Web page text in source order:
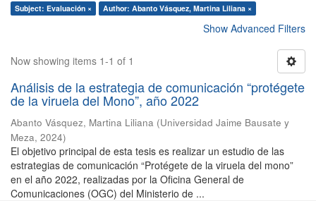
Subject: Evaluación × Author: Abanto Vásquez, Martina Liliana ×
Show Advanced Filters
Now showing items 1-1 of 1
Análisis de la estrategia de comunicación “protégete
de la viruela del Mono”, año 2022
Abanto Vásquez, Martina Liliana (Universidad Jaime Bausate y
Meza, 2024)
El objetivo principal de esta tesis es realizar un estudio de las
estrategias de comunicación “Protégete de la viruela del mono”
en el año 2022, realizadas por la Oficina General de
Comunicaciones (OGC) del Ministerio de ...